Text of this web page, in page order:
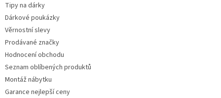
Tipy na dárky
Dárkové poukázky
Věrnostní slevy
Prodávané značky
Hodnocení obchodu
Seznam oblíbených produktů
Montáž nábytku
Garance nejlepší ceny